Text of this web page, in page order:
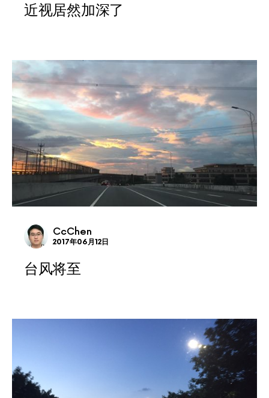
近视居然加深了
CcChen
2017年06月12日
台风将至